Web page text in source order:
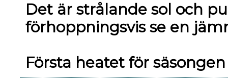
Det är strålande sol och
förhoppningsvis se en
Första heatet för